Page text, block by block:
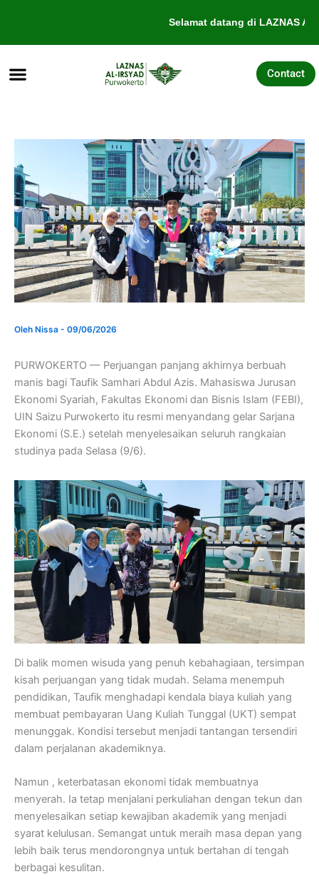
konten
Selamat datang di LAZNAS
Contact
Oleh Nissa - 09/06/2026
PURWOKERTO — Perjuangan panjang akhirnya berbuah
manis bagi Taufik Samhari Abdul Azis. Mahasiswa Jurusan
Ekonomi Syariah, Fakultas Ekonomi dan Bisnis Islam (FEBI),
UIN Saizu Purwokerto itu resmi menyandang gelar Sarjana
Ekonomi (S.E.) setelah menyelesaikan seluruh rangkaian
studinya pada Selasa (9/6).
Di balik momen wisuda yang penuh kebahagiaan, tersimpan
kisah perjuangan yang tidak mudah. Selama menempuh
pendidikan, Taufik menghadapi kendala biaya kuliah yang
membuat pembayaran Uang Kuliah Tunggal (UKT) sempat
menunggak. Kondisi tersebut menjadi tantangan tersendiri
dalam perjalanan akademiknya.
Namun , keterbatasan ekonomi tidak membuatnya
menyerah. Ia tetap menjalani perkuliahan dengan tekun dan
menyelesaikan setiap kewajiban akademik yang menjadi
syarat kelulusan. Semangat untuk meraih masa depan yang
lebih baik terus mendorongnya untuk bertahan di tengah
berbagai kesulitan.